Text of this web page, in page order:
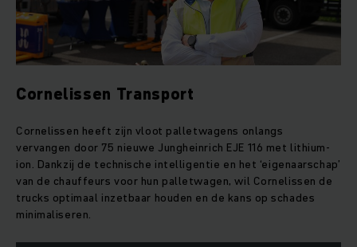
Cornelissen Transport
Cornelissen heeft zijn vloot palletwagens onlangs
vervangen door 75 nieuwe Jungheinrich EJE 116 met lithium-
ion. Dankzij de technische intelligentie en het ‘eigenaarschap’
van de chauffeurs voor hun palletwagen, wil Cornelissen de
trucks optimaal inzetbaar houden en de kans op schades
minimaliseren.